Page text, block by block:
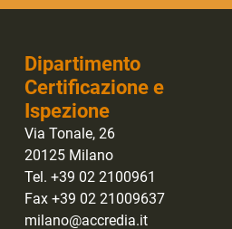
Dipartimento
Certificazione e
Ispezione
Via Tonale, 26
20125 Milano
Tel. +39 02 2100961
Fax +39 02 21009637
milano@accredia.it